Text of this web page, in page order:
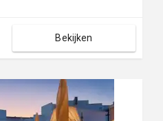
Bekijken